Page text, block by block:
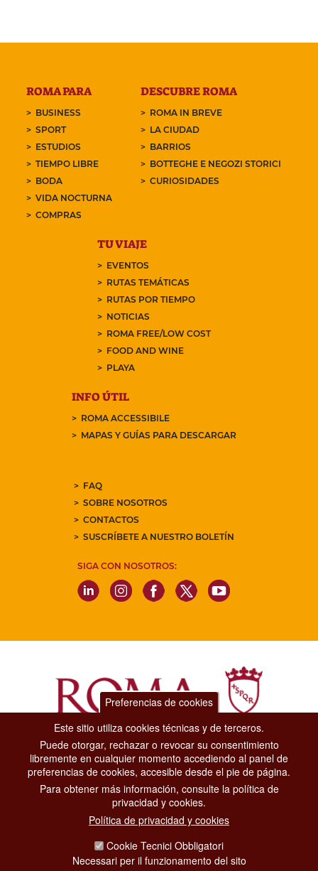
ROMA PARA
BUSINESS
SPORT
ESTUDIOS
TIEMPO LIBRE
BODA
VIDA NOCTURNA
COMPRAS
DESCUBRE ROMA
ROMA IN BREVE
LA CIUDAD
BARRIOS
BOTTEGHE E NEGOZI STORICI
CURIOSIDADES
TU VIAJE
EVENTOS
RUTAS TEMÁTICAS
RUTAS POR TIEMPO
NOTICIAS
ROMA FREE/LOW COST
FOOD AND WINE
PLAYA
INFO ÚTIL
ROMA ACCESSIBILE
MAPAS Y GUÍAS PARA DESCARGAR
FAQ
SOBRE NOSOTROS
CONTACTOS
SUSCRÍBETE A NUESTRO BOLETÍN
SIGA CON NOSOTROS:
Dipartimento Grandi Eventi, Sport, Turismo e Moda.
Via di San Basilio, 51
00187 Roma
CONTACT CENTER TEL. 06 06 08
CONTATTA LA REDAZIONE
Preferencias de cookies
Este sitio utiliza cookies técnicas y de terceros.
Puede otorgar, rechazar o revocar su consentimiento
libremente en cualquier momento accediendo al panel de
preferencias de cookies, accesible desde el pie de página.
Para obtener más información, consulte la política de
privacidad y cookies.
Política de privacidad y cookies
Cookie Tecnici Obbligatori
Necessari per il funzionamento del sito